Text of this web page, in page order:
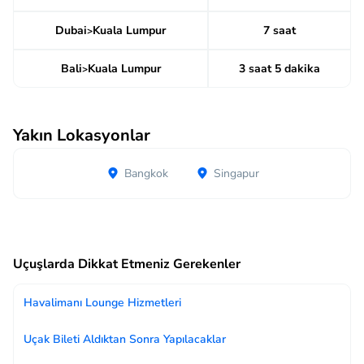
Dubai>Kuala Lumpur 7 saat
Bali>Kuala Lumpur 3 saat 5 dakika
Yakın Lokasyonlar
Bangkok Singapur
Uçuşlarda Dikkat Etmeniz Gerekenler
Havalimanı Lounge Hizmetleri
Uçak Bileti Aldıktan Sonra Yapılacaklar